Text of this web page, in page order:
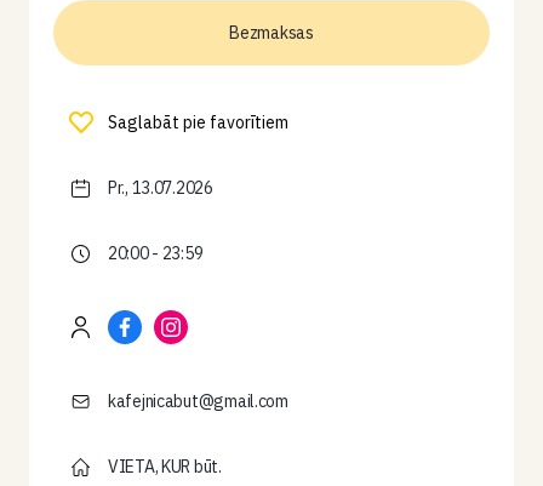
Bezmaksas
Saglabāt pie favorītiem
Pr., 13.07.2026
20:00 - 23:59
kafejnicabut@gmail.com
VIETA, KUR būt.